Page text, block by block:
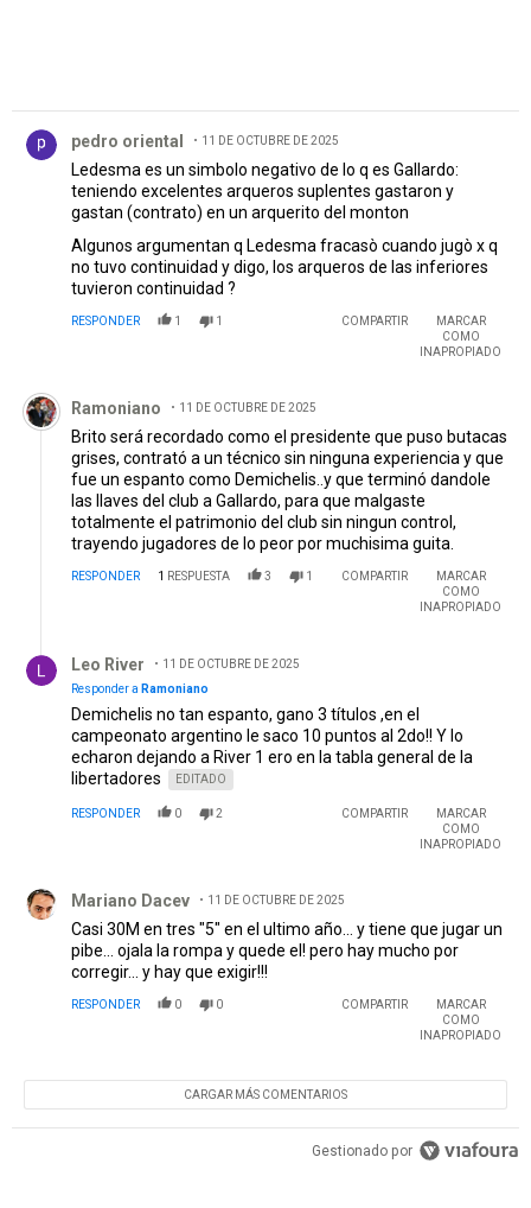
pedro oriental 11 DE OCTUBRE DE 2025
Ledesma es un simbolo negativo de lo q es Gallardo:
teniendo excelentes arqueros suplentes gastaron y
gastan (contrato) en un arquerito del monton
Algunos argumentan q Ledesma fracasò cuando jugò x q
no tuvo continuidad y digo, los arqueros de las inferiores
tuvieron continuidad ?
RESPONDER 1 1 COMPARTIR
MARCAR
COMO
INAPROPIADO
Comentario de Ramoniano.
Ramoniano 11 DE OCTUBRE DE 2025
Brito será recordado como el presidente que puso butacas
grises, contrató a un técnico sin ninguna experiencia y que
fue un espanto como Demichelis..y que terminó dandole
las llaves del club a Gallardo, para que malgaste
totalmente el patrimonio del club sin ningun control,
trayendo jugadores de lo peor por muchisima guita.
RESPONDER 1 RESPUESTA 3 1 COMPARTIR
MARCAR
COMO
INAPROPIADO
Leo River
11 DE OCTUBRE DE 2025
Responder a Ramoniano
Demichelis no tan espanto, gano 3 títulos ,en el
campeonato argentino le saco 10 puntos al 2do!! Y lo
echaron dejando a River 1 ero en la tabla general de la
libertadores
EDITADO
RESPONDER 0 2 COMPARTIR
MARCAR
COMO
INAPROPIADO
Mariano Dacev 11 DE OCTUBRE DE 2025
Casi 30M en tres "5" en el ultimo año... y tiene que jugar un
pibe... ojala la rompa y quede el! pero hay mucho por
corregir... y hay que exigir!!!
RESPONDER 0 0 COMPARTIR
MARCAR
COMO
INAPROPIADO
CARGAR MÁS COMENTARIOS
Gestionado por